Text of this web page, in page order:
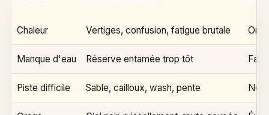
Chaleur Vertiges, confusion, fatigue brutale
Manque d'eau Réserve entamée trop tôt
Piste difficile Sable, cailloux, wash, pente Ne